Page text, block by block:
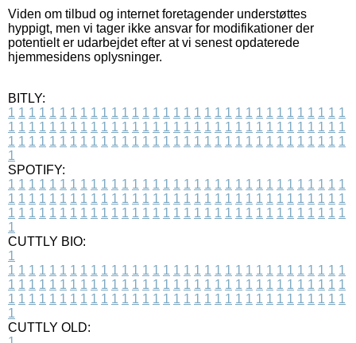
Viden om tilbud og internet foretagender understøttes
hyppigt, men vi tager ikke ansvar for modifikationer der
potentielt er udarbejdet efter at vi senest opdaterede
hjemmesidens oplysninger.
BITLY:
1 1 1 1 1 1 1 1 1 1 1 1 1 1 1 1 1 1 1 1 1 1 1 1 1 1 1 1 1 1 1 1 1
1 1 1 1 1 1 1 1 1 1 1 1 1 1 1 1 1 1 1 1 1 1 1 1 1 1 1 1 1 1 1 1 1
1 1 1 1 1 1 1 1 1 1 1 1 1 1 1 1 1 1 1 1 1 1 1 1 1 1 1 1 1 1 1 1 1
1
SPOTIFY:
1 1 1 1 1 1 1 1 1 1 1 1 1 1 1 1 1 1 1 1 1 1 1 1 1 1 1 1 1 1 1 1 1
1 1 1 1 1 1 1 1 1 1 1 1 1 1 1 1 1 1 1 1 1 1 1 1 1 1 1 1 1 1 1 1 1
1 1 1 1 1 1 1 1 1 1 1 1 1 1 1 1 1 1 1 1 1 1 1 1 1 1 1 1 1 1 1 1 1
1
CUTTLY BIO:
1
1 1 1 1 1 1 1 1 1 1 1 1 1 1 1 1 1 1 1 1 1 1 1 1 1 1 1 1 1 1 1 1 1
1 1 1 1 1 1 1 1 1 1 1 1 1 1 1 1 1 1 1 1 1 1 1 1 1 1 1 1 1 1 1 1 1
1 1 1 1 1 1 1 1 1 1 1 1 1 1 1 1 1 1 1 1 1 1 1 1 1 1 1 1 1 1 1 1 1
1
CUTTLY OLD: